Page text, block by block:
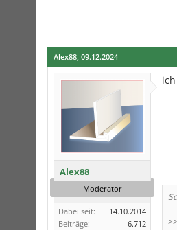
Alex88, 09.12.2024
Alex88
Moderator
Dabei seit:
14.10.2014
Beiträge:
6.712
>>